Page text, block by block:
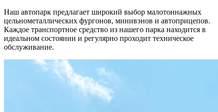
Наш автопарк предлагает широкий выбор малотоннажных
цельнометаллических фургонов, минивэнов и автоприцепов.
Каждое транспортное средство из нашего парка находится в
идеальном состоянии и регулярно проходит техническое
обслуживание.